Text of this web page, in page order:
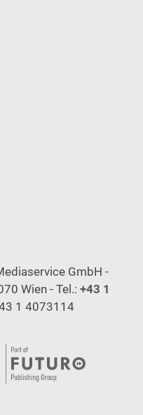
GmbH -
Wien - Tel.: +43 1
1 4073114